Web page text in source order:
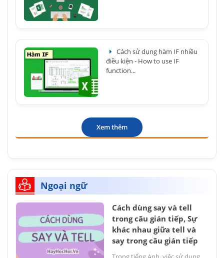
Cách sử dụng hàm IF nhiều
điều kiện - How to use IF
function...
Xem thêm
Ngoại ngữ
Cách dùng say và tell
trong câu gián tiếp, Sự
khác nhau giữa tell và
say trong câu gián tiếp